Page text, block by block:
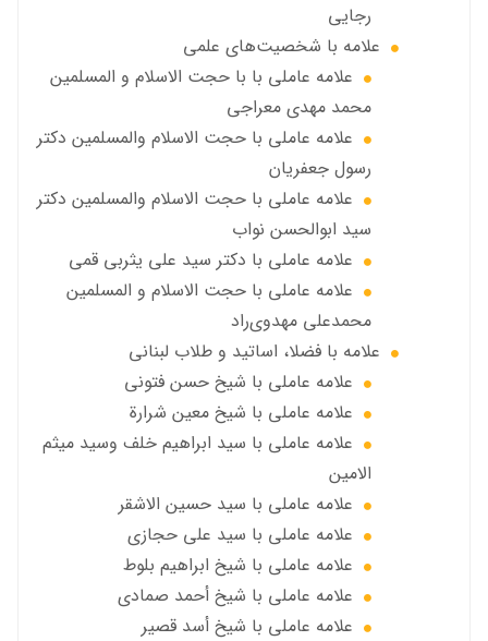
رجایی
علامه با شخصیت‌های علمی
علامه عاملي با با حجت الاسلام و المسلمین
محمد مهدی معراجی
علامه عاملي با حجت الاسلام والمسلمين دکتر
رسول جعفریان
علامه عاملي با حجت الاسلام والمسلمين دکتر
سید ابوالحسن نواب
علامه عاملي با دكتر سيد علي يثربي قمي
علامه عاملي با حجت الاسلام و المسلمین
محمدعلی مهدوی‌راد
علامه با فضلا، اساتید و طلاب لبنانی
علامه عاملي با شيخ حسن فتوني
علامه عاملي با شيخ معين شرارة
علامه عاملي با سید ابراهیم خلف وسید میثم
الامين
علامه عاملي با سيد حسين الاشقر
علامه عاملي با سيد علي حجازي
علامه عاملي با شيخ ابراهيم بلوط
علامه عاملي با شيخ أحمد صمادي
علامه عاملي با شيخ أسد قصير